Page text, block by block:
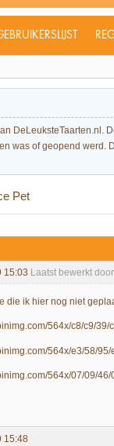
was of geopend
Pet
15:03 Laatst bewerkt
die ik hier nog niet
15:48